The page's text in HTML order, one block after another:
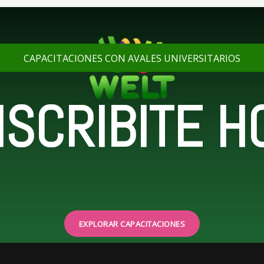
CAPACITACIONES CON AVALES UNIVERSITARIOS
EXPLORAR CAPACITACIONES